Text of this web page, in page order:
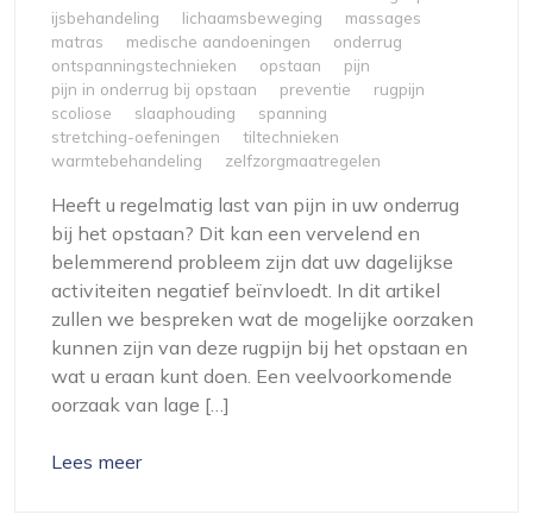
ijsbehandeling
lichaamsbeweging
massages
matras
medische aandoeningen
onderrug
ontspanningstechnieken
opstaan
pijn
pijn in onderrug bij opstaan
preventie
rugpijn
scoliose
slaaphouding
spanning
stretching-oefeningen
tiltechnieken
warmtebehandeling
zelfzorgmaatregelen
Heeft u regelmatig last van pijn in uw onderrug
bij het opstaan? Dit kan een vervelend en
belemmerend probleem zijn dat uw dagelijkse
activiteiten negatief beïnvloedt. In dit artikel
zullen we bespreken wat de mogelijke oorzaken
kunnen zijn van deze rugpijn bij het opstaan en
wat u eraan kunt doen. Een veelvoorkomende
oorzaak van lage […]
Lees meer